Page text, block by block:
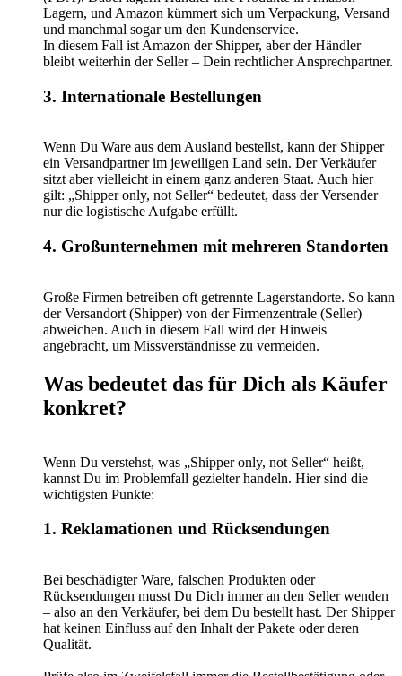
Lagern, und Amazon kümmert sich um Verpackung, Versand
und manchmal sogar um den Kundenservice.
In diesem Fall ist Amazon der Shipper, aber der Händler
bleibt weiterhin der Seller – Dein rechtlicher Ansprechpartner.
3. Internationale Bestellungen
Wenn Du Ware aus dem Ausland bestellst, kann der Shipper
ein Versandpartner im jeweiligen Land sein. Der Verkäufer
sitzt aber vielleicht in einem ganz anderen Staat. Auch hier
gilt: „Shipper only, not Seller“ bedeutet, dass der Versender
nur die logistische Aufgabe erfüllt.
4. Großunternehmen mit mehreren Standorten
Große Firmen betreiben oft getrennte Lagerstandorte. So kann
der Versandort (Shipper) von der Firmenzentrale (Seller)
abweichen. Auch in diesem Fall wird der Hinweis
angebracht, um Missverständnisse zu vermeiden.
Was bedeutet das für Dich als Käufer
konkret?
Wenn Du verstehst, was „Shipper only, not Seller“ heißt,
kannst Du im Problemfall gezielter handeln. Hier sind die
wichtigsten Punkte:
1. Reklamationen und Rücksendungen
Bei beschädigter Ware, falschen Produkten oder
Rücksendungen musst Du Dich immer an den Seller wenden
– also an den Verkäufer, bei dem Du bestellt hast. Der Shipper
hat keinen Einfluss auf den Inhalt der Pakete oder deren
Qualität.